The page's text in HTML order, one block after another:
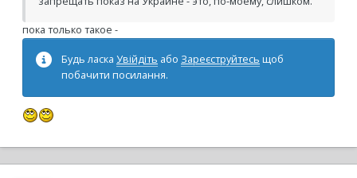
пока только такое -
Будь ласка Увійдіть або Зареєструйтесь щоб
побачити посилання.